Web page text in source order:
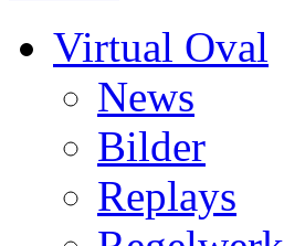
Virtual Oval
News
Bilder
Replays